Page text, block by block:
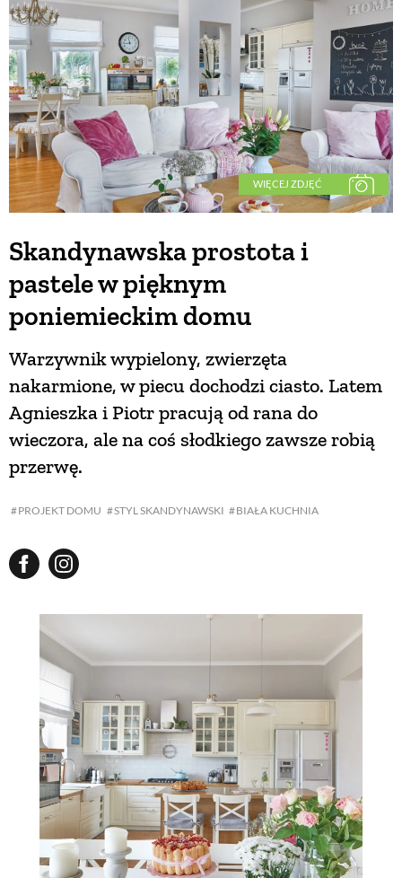
WIĘCEJ ZDJĘĆ
Skandynawska prostota i
pastele w pięknym
poniemieckim domu
PROJEKT DOMU STYL SKANDYNAWSKI BIAŁA KUCHNIA
Warzywnik wypielony, zwierzęta
nakarmione, w piecu dochodzi ciasto. Latem
Agnieszka i Piotr pracują od rana do
wieczora, ale na coś słodkiego zawsze robią
przerwę.
BUDUJEMY DOM
OGRÓD
WARZYWA I OWOCE
PORADY
PROJEKTOWANIE OGRODU
NATURALNIE
URODA
DLA DOMU
PRZYRODA
ZWIERZĘTA DOMOWE
ZWIERZĘTA W NATURZE